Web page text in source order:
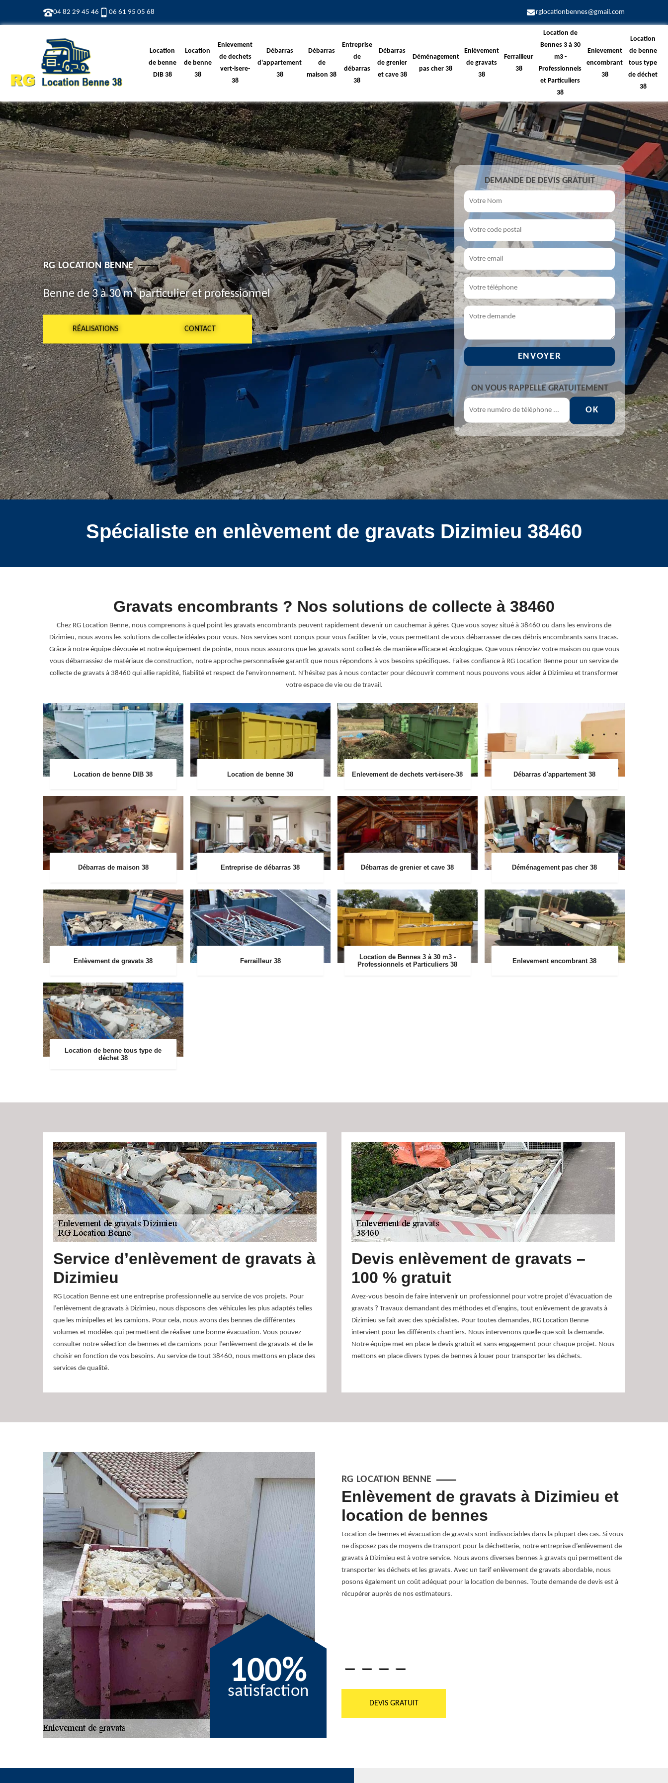
04 82 29 45 46 06 61 95 05 68 rglocationbennes@gmail.com
Location
de benne
DIB 38
Location
de benne
38
Enlevement
de dechets
vert-isere-
38
Débarras
d'appartement
38
Débarras
de
maison 38
Entreprise
de
débarras
38
Débarras
de grenier
et cave 38
Déménagement
pas cher 38
Enlèvement
de gravats
38
Ferrailleur
38
Location de
Bennes 3 à 30
m3 -
Professionnels
et Particuliers
38
Enlevement
encombrant
38
Location
de benne
tous type
de déchet
38
RG LOCATION BENNE
Benne de 3 à 30 m³ particulier et professionnel
RÉALISATIONS CONTACT
DEMANDE DE DEVIS GRATUIT
ON VOUS RAPPELLE GRATUITEMENT
Spécialiste en enlèvement de gravats Dizimieu 38460
Gravats encombrants ? Nos solutions de collecte à 38460
Chez RG Location Benne, nous comprenons à quel point les gravats encombrants peuvent rapidement devenir un cauchemar à gérer. Que vous soyez situé à 38460 ou dans les environs de
Dizimieu, nous avons les solutions de collecte idéales pour vous. Nos services sont conçus pour vous faciliter la vie, vous permettant de vous débarrasser de ces débris encombrants sans tracas.
Grâce à notre équipe dévouée et notre équipement de pointe, nous nous assurons que les gravats sont collectés de manière efficace et écologique. Que vous rénoviez votre maison ou que vous
vous débarrassiez de matériaux de construction, notre approche personnalisée garantit que nous répondons à vos besoins spécifiques. Faites confiance à RG Location Benne pour un service de
collecte de gravats à 38460 qui allie rapidité, fiabilité et respect de l'environnement. N'hésitez pas à nous contacter pour découvrir comment nous pouvons vous aider à Dizimieu et transformer
votre espace de vie ou de travail.
Location de benne DIB 38 Location de benne 38 Enlevement de dechets vert-isere-38 Débarras d'appartement 38
Débarras de maison 38 Entreprise de débarras 38 Débarras de grenier et cave 38 Déménagement pas cher 38
Enlèvement de gravats 38 Ferrailleur 38
Location de Bennes 3 à 30 m3 -
Professionnels et Particuliers 38
Enlevement encombrant 38
Location de benne tous type de
déchet 38
Service d’enlèvement de gravats à
Dizimieu
RG Location Benne est une entreprise professionnelle au service de vos projets. Pour
l’enlèvement de gravats à Dizimieu, nous disposons des véhicules les plus adaptés telles
que les minipelles et les camions. Pour cela, nous avons des bennes de différentes
volumes et modèles qui permettent de réaliser une bonne évacuation. Vous pouvez
consulter notre sélection de bennes et de camions pour l’enlèvement de gravats et de le
choisir en fonction de vos besoins. Au service de tout 38460, nous mettons en place des
services de qualité.
Devis enlèvement de gravats –
100 % gratuit
Avez-vous besoin de faire intervenir un professionnel pour votre projet d’évacuation de
gravats ? Travaux demandant des méthodes et d’engins, tout enlèvement de gravats à
Dizimieu se fait avec des spécialistes. Pour toutes demandes, RG Location Benne
intervient pour les différents chantiers. Nous intervenons quelle que soit la demande.
Notre équipe met en place le devis gratuit et sans engagement pour chaque projet. Nous
mettons en place divers types de bennes à louer pour transporter les déchets.
100%
satisfaction
RG LOCATION BENNE
Débarras de gravats : solution
efficace à 38460
Dans la belle commune de Dizimieu, le débarras de gravats devient une préoccupation
croissante pour de nombreux habitants de 38460. Heureusement, RG Location Benne est là
pour vous offrir une solution efficace et personnalisée. Que vous veniez de terminer une
rénovation ou que vous souhaitiez simplement vous débarrasser de matériaux encombrants,
notre équipe est prête à vous accompagner. Nous comprenons à quel point il peut être
fastidieux de gérer les déchets de chantier, c'est pourquoi notre service est entièrement conçu
pour votre confort. À RG Location Benne, nous nous engageons à rendre le processus aussi
simple que possible, tout en respectant les normes environnementales. Profitez de notre
expertise pour transformer votre espace en un lieu propre et dégagé, sans le souci de la gestion
des gravats. À Dizimieu, 38460, nous sommes votre partenaire de confiance pour un débarras
sans tracas. Contactez-nous et découvrez la simplicité d'un service de qualité.
Enlèvement de gravats à Dizimieu et
location de bennes
Location de bennes et évacuation de gravats sont indissociables dans la plupart des cas. Si vous
ne disposez pas de moyens de transport pour la déchetterie, notre entreprise d’enlèvement de
gravats à Dizimieu est à votre service. Nous avons diverses bennes à gravats qui permettent de
transporter les déchets et les gravats. Avec un tarif enlèvement de gravats abordable, nous
posons également un coût adéquat pour la location de bennes. Toute demande de devis est à
récupérer auprès de nos estimateurs.
DEVIS GRATUIT